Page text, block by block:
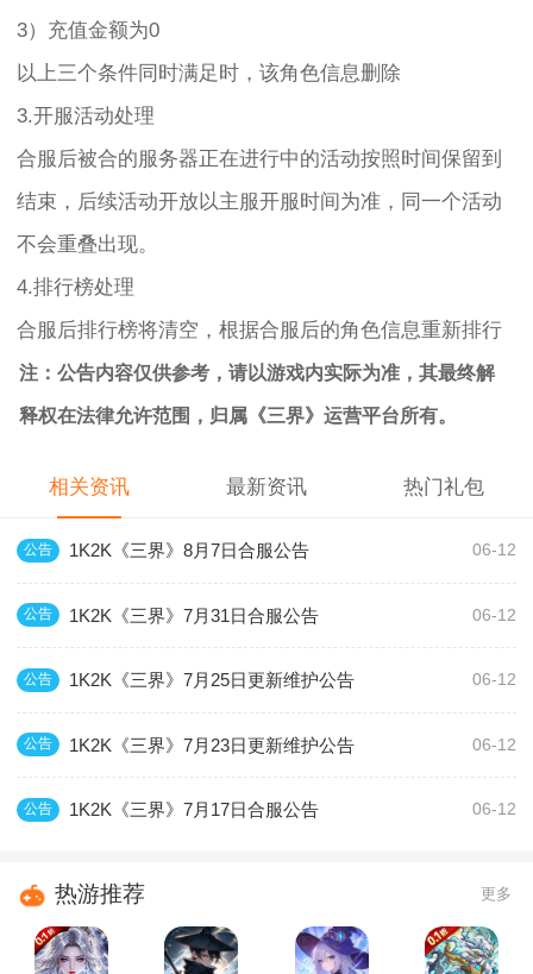
3）充值金额为0
以上三个条件同时满足时，该角色信息删除
3.开服活动处理
合服后被合的服务器正在进行中的活动按照时间保留到
结束，后续活动开放以主服开服时间为准，同一个活动
不会重叠出现。
4.排行榜处理
合服后排行榜将清空，根据合服后的角色信息重新排行
注：公告内容仅供参考，请以游戏内实际为准，其最终解
释权在法律允许范围，归属《三界》运营平台所有。
相关资讯 最新资讯 热门礼包
公告 1K2K《三界》8月7日合服公告 06-12
公告 1K2K《三界》7月31日合服公告 06-12
公告 1K2K《三界》7月25日更新维护公告 06-12
公告 1K2K《三界》7月23日更新维护公告 06-12
公告 1K2K《三界》7月17日合服公告 06-12
热游推荐 更多